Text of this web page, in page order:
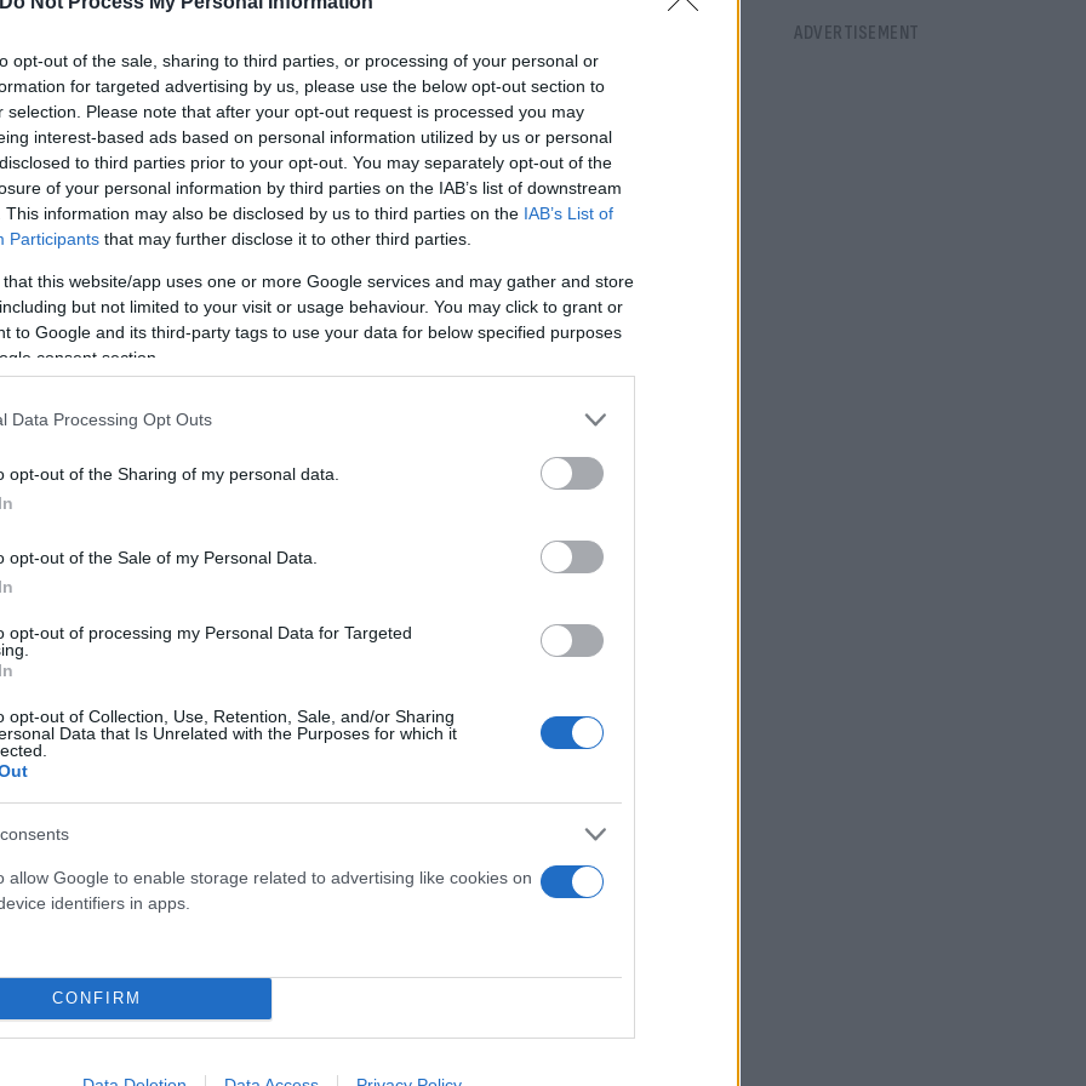
opt-out of the sale, sharing to third parties, or processing of your personal or
for targeted advertising by us, please use the below opt-out section to
selection. Please note that after your opt-out request is processed you may
interest-based ads based on personal information utilized by us or personal
to third parties prior to your opt-out. You may separately opt-out of the
of your personal information by third parties on the IAB’s list of downstream
This information may also be disclosed by us to third parties on the IAB’s List of
Participants that may further disclose it to other third parties.
that this website/app uses one or more Google services and may gather and store
but not limited to your visit or usage behaviour. You may click to grant or
to Google and its third-party tags to use your data for below specified purposes
consent section.
Data Processing Opt Outs
opt-out of the Sharing of my personal data.
opt-out of the Sale of my Personal Data.
opt-out of processing my Personal Data for Targeted
opt-out of Collection, Use, Retention, Sale, and/or Sharing
Data that Is Unrelated with the Purposes for which it
allow Google to enable storage related to advertising like cookies on
identifiers in apps.
CONFIRM
καλλιέργεια.
και αυστηρότερους ελέγχους στα τρόφιμα που
Flash.gr στην αναζήτηση τηςGoogle
αρσενικό και υδράργυρος σε γνωστές μάρκες
το πιο δημοφιλές φρούτο στον πλανήτη
πειρασμό»: Κάνει να φάμε φράουλες με γιγάντιο
6 φυτοφάρμακα χρησιμοποιούνται για την